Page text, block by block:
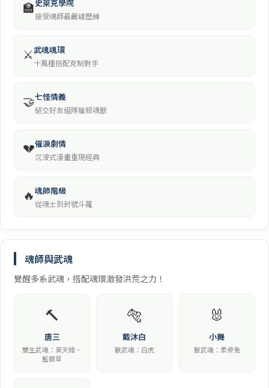
🏫史萊克學院
接受魂師最嚴峻歷練
⚔️武魂魂環
十萬種搭配克制對手
🤝七怪情義
結交好友組隊獵殺魂獸
💔催淚劇情
沉浸式漫畫重現經典
🔥魂師階級
從魂士到封號斗羅
魂師與武魂
覺醒多系武魂，搭配魂環激發洪荒之力！
🔨
唐三
雙生武魂：昊天錘、
藍銀草
🐅
戴沐白
獸武魂：白虎
🐰
小舞
獸武魂：柔骨兔